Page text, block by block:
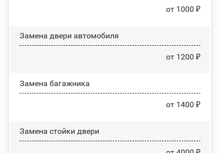
от 1000 ₽
Замена двери автомобиля
от 1200 ₽
Замена багажника
от 1400 ₽
Зaмeнa cтoйĸи двepи